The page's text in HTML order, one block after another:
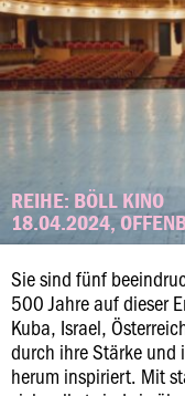
REIHE: BÖLL KINO
18.04.2024,
Sie sind fünf
500 Jahre auf dieser
Kuba, Israel,
durch ihre Stärke und
herum inspiriert. Mit